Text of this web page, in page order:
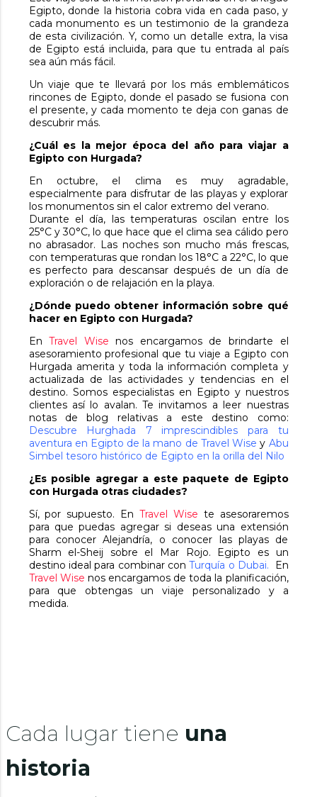
Egipto, donde la historia cobra vida en cada paso, y
cada monumento es un testimonio de la grandeza
de esta civilización. Y, como un detalle extra, la visa
de Egipto está incluida, para que tu entrada al país
sea aún más fácil.
Un viaje que te llevará por los más emblemáticos
rincones de Egipto, donde el pasado se fusiona con
el presente, y cada momento te deja con ganas de
descubrir más.
¿Cuál es la mejor época del año para viajar a
Egipto con Hurgada?
En octubre, el clima es muy agradable,
especialmente para disfrutar de las playas y explorar
los monumentos sin el calor extremo del verano.
Durante el día, las temperaturas oscilan entre los
25°C y 30°C, lo que hace que el clima sea cálido pero
no abrasador. Las noches son mucho más frescas,
con temperaturas que rondan los 18°C a 22°C, lo que
es perfecto para descansar después de un día de
exploración o de relajación en la playa.
¿Dónde puedo obtener información sobre qué
hacer en Egipto con Hurgada?
EnTravel Wise nos encargamos de brindarte el
asesoramiento profesional que tu viaje a Egipto con
Hurgada amerita y toda la información completa y
actualizada de las actividades y tendencias en el
destino. Somos especialistas en Egipto y nuestros
clientes así lo avalan. Te invitamos a leer nuestras
notas de blog relativas a este destino como:
Descubre Hurghada 7 imprescindibles para tu
aventura en Egipto de la mano de Travel Wisey Abu
Simbel tesoro histórico de Egipto en la orilla del Nilo
¿Es posible agregar a este paquete de Egipto
con Hurgada otras ciudades?
Sí, por supuesto. En Travel Wise te asesoraremos
para que puedas agregar si deseas una extensión
para conocer Alejandría, o conocer las playas de
Sharm el-Sheij sobre el Mar Rojo. Egipto es un
destino ideal para combinar conTurquía o Dubai.
En
Travel Wise nos encargamos de toda la planificación,
para que obtengas un viaje personalizado y a
medida.
Cada lugar tiene una
historia